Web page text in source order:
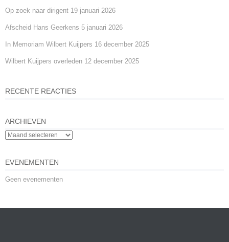
Op zoek naar dirigent 19 januari 2026
Afscheid Hans Geerkens 5 januari 2026
In Memoriam Wilbert Kuijpers 16 december 2025
Wilbert Kuijpers overleden 12 december 2025
RECENTE REACTIES
ARCHIEVEN
EVENEMENTEN
Geen evenementen